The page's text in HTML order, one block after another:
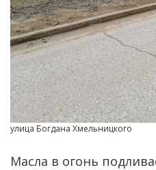
улица Богдана Хмельницкого
Масла в огонь